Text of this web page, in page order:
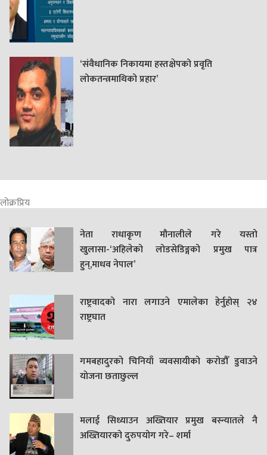
‘संवैधानिक निकायमा हस्तक्षेपको प्रवृति
लोकतन्त्रमाथिको प्रहार’
लोक्रप्रिय
नेता राधाकृण मौनालीले गरे यस्तो
खुलासा-‘अहिलेको लोडसेडिङ्गको प्रमुख पात्र
हुन्,माधव नेपाल’
राष्ट्रवादको नारा लगाउने एमालेका हेर्नुहोस् २४
राष्ट्रघात
गमबहादुरकाे चिनियाँ व्यवसायीको करोडौँ डुवाउने
याेजना छताछुल्ल
मलाई सिध्याउन अख्तियार प्रमुख बस्न्यातले नै
अख्तियारको दुरुपयोग गरे– शर्मा